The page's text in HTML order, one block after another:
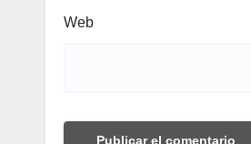
Web